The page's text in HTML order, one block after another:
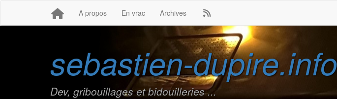
A propos En vrac Archives
sebastien-dupire.info
Dev, gribouillages et bidouilleries ...